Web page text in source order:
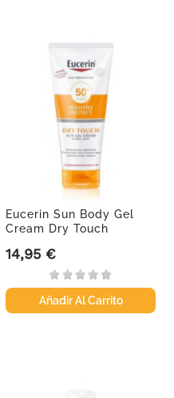
Eucerin Sun Body Gel
Cream Dry Touch
Precio
14,95 €
Añadir Al Carrito